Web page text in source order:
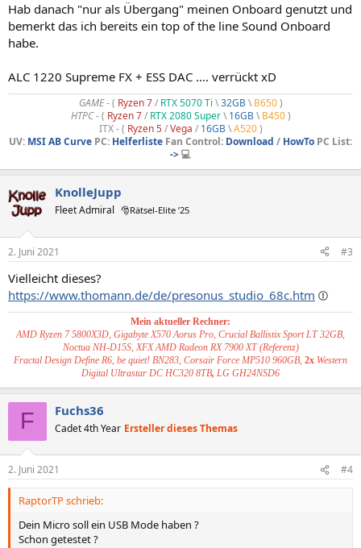
Hab danach "nur als Übergang" meinen Onboard genutzt und
bemerkt das ich bereits ein top of the line Sound Onboard
habe.
ALC 1220 Supreme FX + ESS DAC .... verrückt xD
GAME- ( Ryzen 7/ RTX 5070 Ti \32GB\ B650)
HTPC -( Ryzen 7/ RTX 2080 Super\ 16GB\ B450)
ITX - ( Ryzen 5/Vega / 16GB\A520)
UV: MSI AB Curve PC: Helferliste Fan Control: Download / HowTo PC List:
->💻
KnolleJupp
Fleet Admiral 🎅Rätsel-Elite ’25
2. Juni 2021 #3
Vielleicht dieses?
https://www.thomann.de/de/presonus_studio_68c.htm
Mein aktueller Rechner:
AMD Ryzen 7 5800X3D, Gigabyte X570 Aorus Pro, Crucial Ballistix Sport LT 32GB,
Noctua NH-D15S, XFX AMD Radeon RX 7900 XT (Referenz)
Fractal Design Define R6, be quiet! BN283, Corsair Force MP510 960GB, 2x Western
Digital Ultrastar DC HC320 8TB, LG GH24NSD6
F Fuchs36
Cadet 4th Year Ersteller dieses Themas
2. Juni 2021 #4
RaptorTP schrieb:
Dein Micro soll ein USB Mode haben ?
Schon getestet ?